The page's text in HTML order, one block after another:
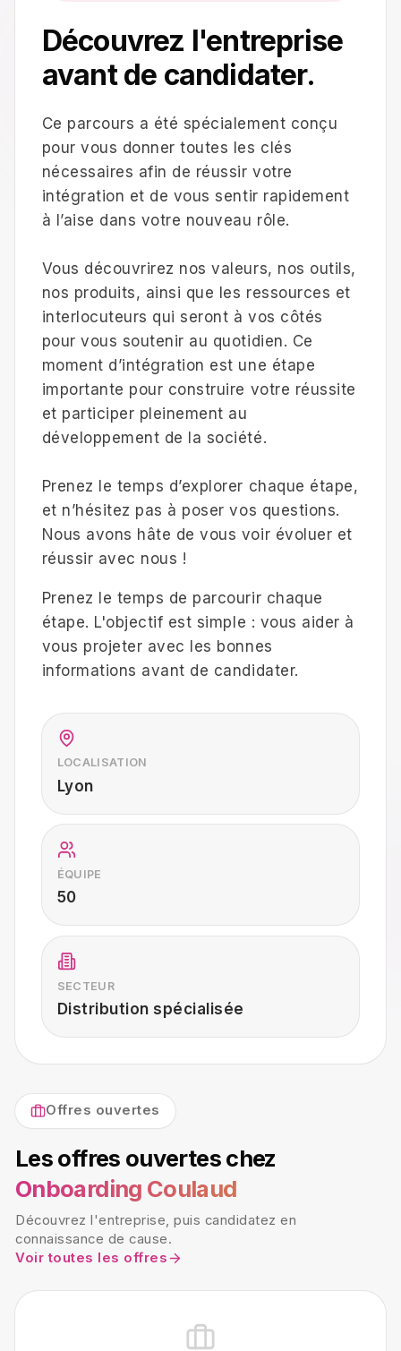
Découvrez l'entreprise
avant de candidater.
Ce parcours a été spécialement conçu
pour vous donner toutes les clés
nécessaires afin de réussir votre
intégration et de vous sentir rapidement
à l’aise dans votre nouveau rôle.
Vous découvrirez nos valeurs, nos outils,
nos produits, ainsi que les ressources et
interlocuteurs qui seront à vos côtés
pour vous soutenir au quotidien. Ce
moment d’intégration est une étape
importante pour construire votre réussite
et participer pleinement au
développement de la société.
Prenez le temps d’explorer chaque étape,
et n’hésitez pas à poser vos questions.
Nous avons hâte de vous voir évoluer et
réussir avec nous !
Prenez le temps de parcourir chaque
étape. L'objectif est simple : vous aider à
vous projeter avec les bonnes
informations avant de candidater.
LOCALISATION
Lyon
ÉQUIPE
50
SECTEUR
Distribution spécialisée
Offres ouvertes
Les offres ouvertes chez
Onboarding Coulaud
Découvrez l'entreprise, puis candidatez en
connaissance de cause.
Voir toutes les offres